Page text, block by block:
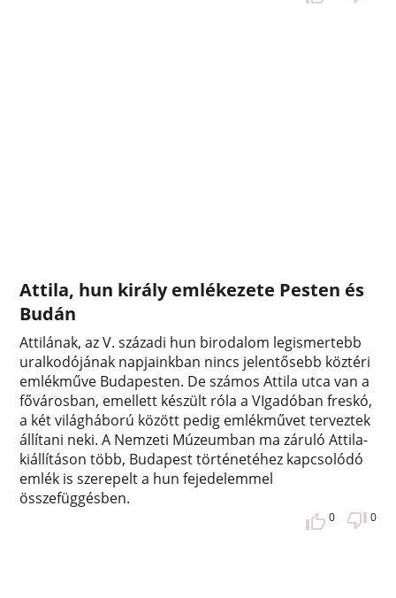
Attila, hun király emlékezete Pesten és
Budán
Attilának, az V. századi hun birodalom legismertebb
uralkodójának napjainkban nincs jelentősebb köztéri
emlékműve Budapesten. De számos Attila utca van a
fővárosban, emellett készült róla a VIgadóban freskó,
a két világháború között pedig emlékművet terveztek
állítani neki. A Nemzeti Múzeumban ma záruló Attila-
kiállításon több, Budapest történetéhez kapcsolódó
emlék is szerepelt a hun fejedelemmel
összefüggésben.
0 0